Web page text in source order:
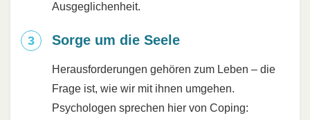
Ausgeglichenheit.
Sorge um die Seele
Herausforderungen gehören zum Leben – die
Frage ist, wie wir mit ihnen umgehen.
Psychologen sprechen hier von Coping: